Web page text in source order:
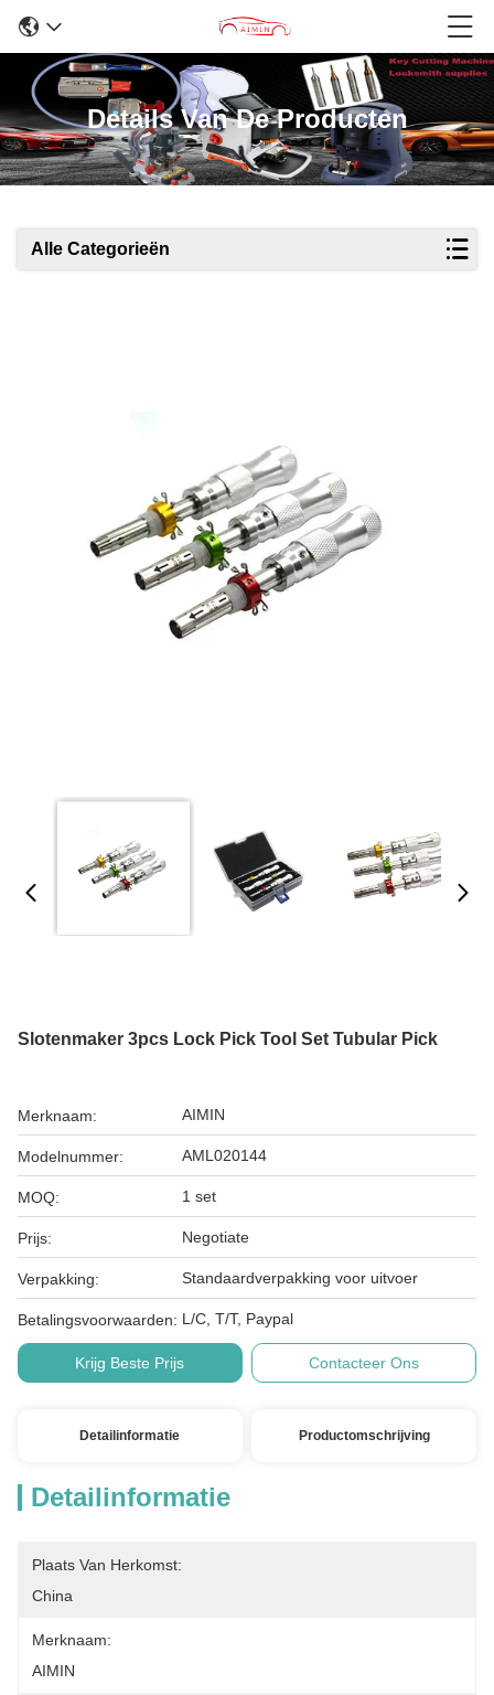
Details Van De Producten
Alle Categorieën
Slotenmaker 3pcs Lock Pick Tool Set Tubular Pick
Merknaam: AIMIN
Modelnummer: AML020144
MOQ: 1 set
Prijs: Negotiate
Verpakking: Standaardverpakking voor uitvoer
Betalingsvoorwaarden: L/C, T/T, Paypal
Krijg Beste Prijs Contacteer Ons
Detailinformatie Productomschrijving
Detailinformatie
Plaats Van Herkomst:
China
Merknaam:
AIMIN